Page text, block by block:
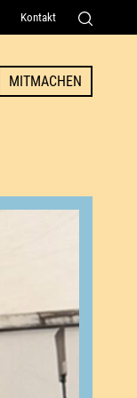
Kontakt
Senden
MITMACHEN